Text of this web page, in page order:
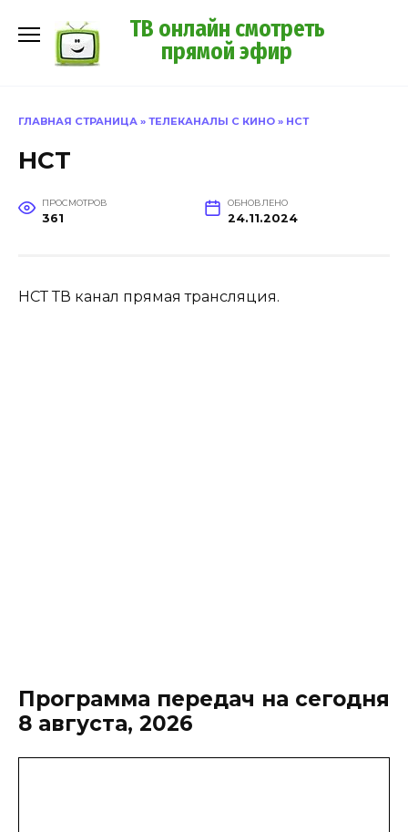
содержанию
ТВ онлайн смотреть
прямой эфир
ГЛАВНАЯ СТРАНИЦА » ТЕЛЕКАНАЛЫ С КИНО » НСТ
НСТ
ПРОСМОТРОВ
361
ОБНОВЛЕНО
24.11.2024
НСТ ТВ канал прямая трансляция.
Программа передач на сегодня
8 августа, 2026